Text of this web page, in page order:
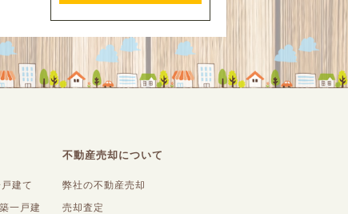
建て
一戸建
不動産売却について
弊社の不動産売却
売却査定